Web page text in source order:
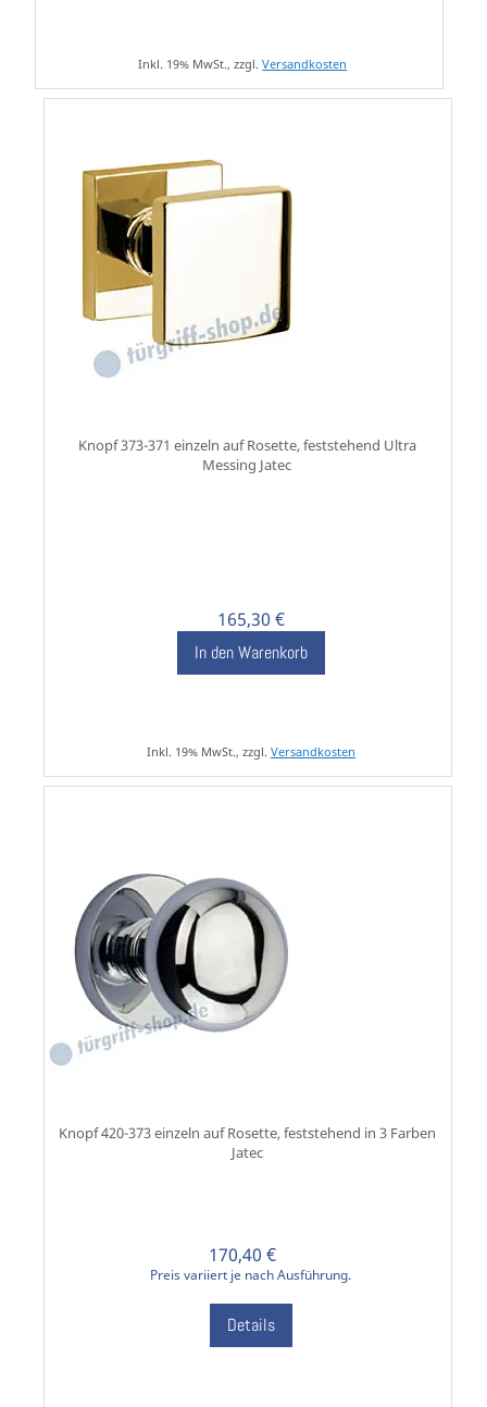
Inkl. 19% MwSt., zzgl.Versandkosten
Knopf 373-371 einzeln auf Rosette, feststehend Ultra
Messing Jatec
165,30 €
In den Warenkorb
Inkl. 19% MwSt., zzgl. Versandkosten
Knopf 420-373 einzeln auf Rosette, feststehend in 3 Farben
Jatec
170,40 €
Preis variiert je nach Ausführung.
Details